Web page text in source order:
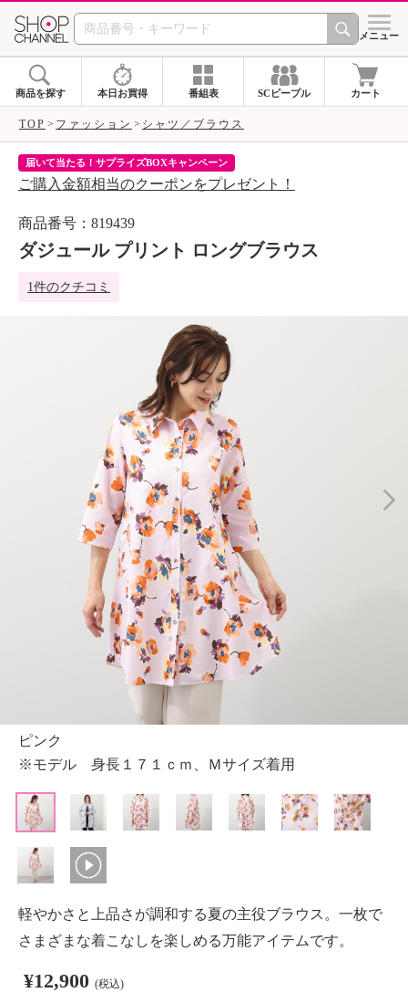
SHOP CHANNEL シメニュー
商品を探す 本日お買得 番組表 SCピープル カート
TOP ファッション シャツ／ブラウス
届いて当たる！サプライズBOXキャンペーン
ご購入金額相当のクーポンをプレゼント！
商品番号：819439
ダジュール プリント ロングブラウス
1件のクチコミ
ピンク
※モデル 身長１７１ｃｍ、Ｍサイズ着用
軽やかさと上品さが調和する夏の主役ブラウス。一枚で
さまざまな着こなしを楽しめる万能アイテムです。
¥12,900 (税込)